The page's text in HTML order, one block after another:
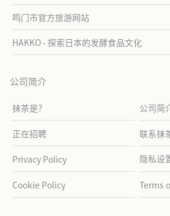
鸣门市官方旅游网站
HAKKO - 探索日本的发酵食品文化
公司简介
抹茶是？ 公司简
正在招聘 联系抹
Privacy Policy 隐私设
Cookie Policy Terms